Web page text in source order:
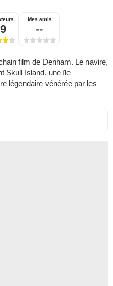
Mes amis
--
film de Denham. Le navire,
Skull Island, une île
légendaire vénérée par les